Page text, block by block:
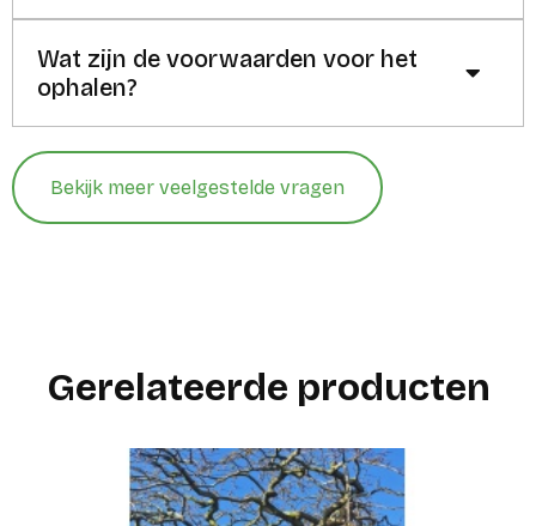
Wat zijn de voorwaarden voor het
ophalen?
Bekijk meer veelgestelde vragen
Gerelateerde producten